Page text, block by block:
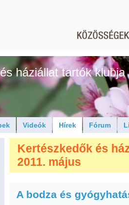
háziállat tartók klubja
Videók Hírek Fórum
Kertészkedők és
2011. május
A bodza és